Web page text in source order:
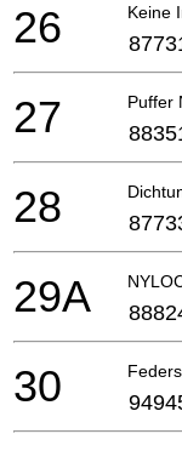
Keine
26
Puffer
27
28
29A
30